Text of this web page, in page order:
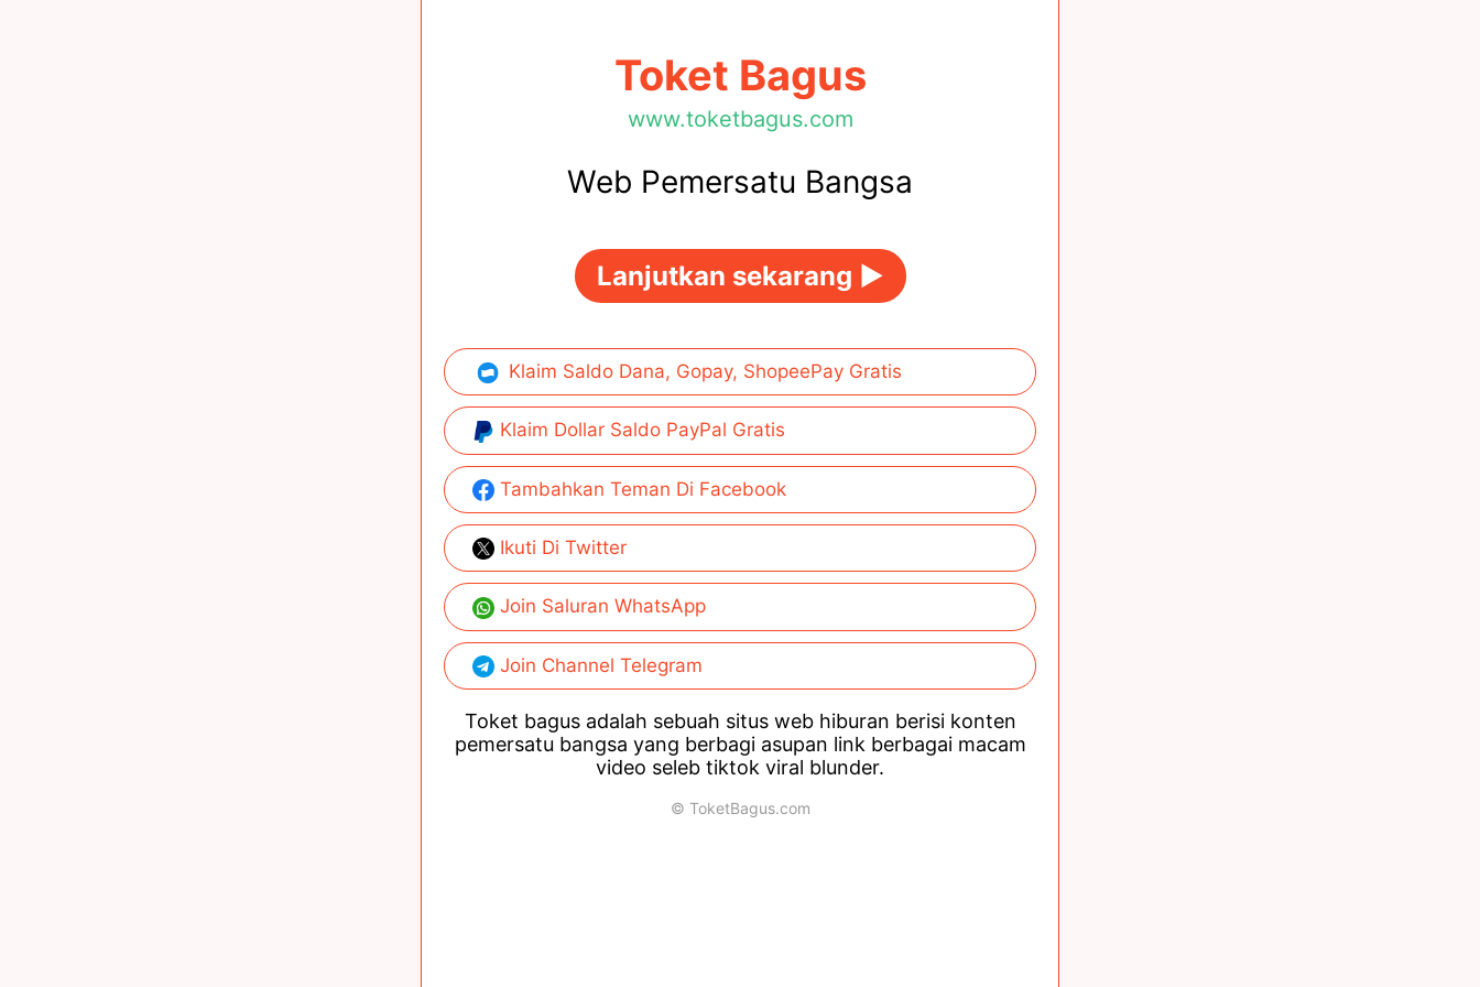
Toket Bagus
www.toketbagus.com
Web Pemersatu Bangsa
Lanjutkan sekarang ►
Klaim Saldo Dana, Gopay, ShopeePay Gratis
Klaim Dollar Saldo PayPal Gratis
Tambahkan Teman Di Facebook
Ikuti Di Twitter
Join Saluran WhatsApp
Join Channel Telegram
Toket bagus adalah sebuah situs web hiburan berisi konten
pemersatu bangsa yang berbagi asupan link berbagai macam
video seleb tiktok viral blunder.
© ToketBagus.com